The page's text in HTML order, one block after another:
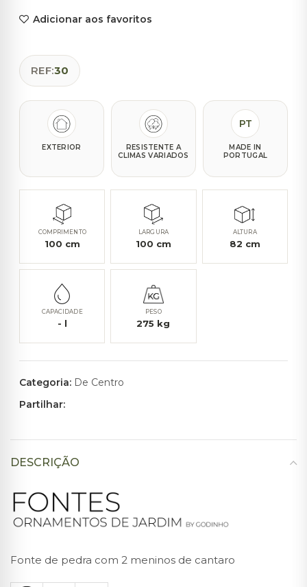
Adicionar aos favoritos
REF:30
EXTERIOR
RESISTENTE A
CLIMAS VARIADOS
PT
MADE IN
PORTUGAL
COMPRIMENTO
100 cm
LARGURA
100 cm
ALTURA
82 cm
CAPACIDADE
- l
PESO
275 kg
Categoria: De Centro
Partilhar:
DESCRIÇÃO
Fonte de pedra com 2 meninos de cantaro